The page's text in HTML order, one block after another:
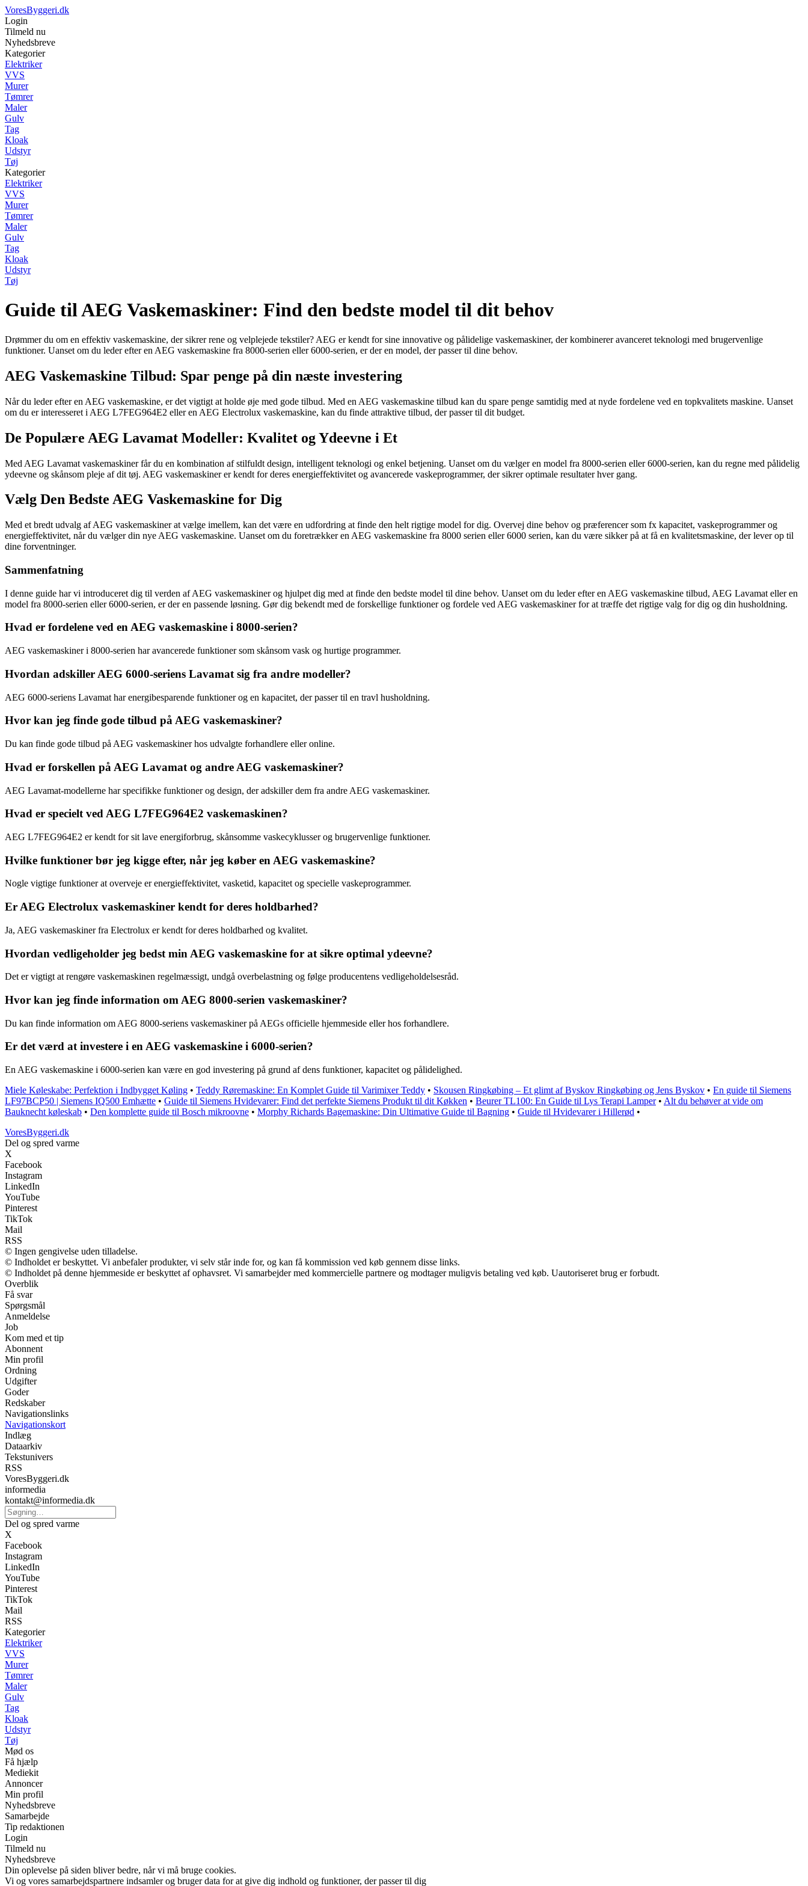
VoresByggeri.dk
Login
Tilmeld nu
Nyhedsbreve
Kategorier
Elektriker
VVS
Murer
Tømrer
Maler
Gulv
Tag
Kloak
Udstyr
Tøj
Kategorier
Elektriker
VVS
Murer
Tømrer
Maler
Gulv
Tag
Kloak
Udstyr
Tøj
Guide til AEG Vaskemaskiner: Find den bedste model til dit behov
Drømmer du om en effektiv vaskemaskine, der sikrer rene og velplejede tekstiler? AEG er kendt for sine innovative og pålidelige vaskemaskiner, der kombinerer avanceret teknologi med brugervenlige
funktioner. Uanset om du leder efter en AEG vaskemaskine fra 8000-serien eller 6000-serien, er der en model, der passer til dine behov.
AEG Vaskemaskine Tilbud: Spar penge på din næste investering
Når du leder efter en AEG vaskemaskine, er det vigtigt at holde øje med gode tilbud. Med en AEG vaskemaskine tilbud kan du spare penge samtidig med at nyde fordelene ved en topkvalitets maskine. Uanset
om du er interesseret i AEG L7FEG964E2 eller en AEG Electrolux vaskemaskine, kan du finde attraktive tilbud, der passer til dit budget.
De Populære AEG Lavamat Modeller: Kvalitet og Ydeevne i Et
Med AEG Lavamat vaskemaskiner får du en kombination af stilfuldt design, intelligent teknologi og enkel betjening. Uanset om du vælger en model fra 8000-serien eller 6000-serien, kan du regne med pålidelig
ydeevne og skånsom pleje af dit tøj. AEG vaskemaskiner er kendt for deres energieffektivitet og avancerede vaskeprogrammer, der sikrer optimale resultater hver gang.
Vælg Den Bedste AEG Vaskemaskine for Dig
Med et bredt udvalg af AEG vaskemaskiner at vælge imellem, kan det være en udfordring at finde den helt rigtige model for dig. Overvej dine behov og præferencer som fx kapacitet, vaskeprogrammer og
energieffektivitet, når du vælger din nye AEG vaskemaskine. Uanset om du foretrækker en AEG vaskemaskine fra 8000 serien eller 6000 serien, kan du være sikker på at få en kvalitetsmaskine, der lever op til
dine forventninger.
Sammenfatning
I denne guide har vi introduceret dig til verden af AEG vaskemaskiner og hjulpet dig med at finde den bedste model til dine behov. Uanset om du leder efter en AEG vaskemaskine tilbud, AEG Lavamat eller en
model fra 8000-serien eller 6000-serien, er der en passende løsning. Gør dig bekendt med de forskellige funktioner og fordele ved AEG vaskemaskiner for at træffe det rigtige valg for dig og din husholdning.
Hvad er fordelene ved en AEG vaskemaskine i 8000-serien?
AEG vaskemaskiner i 8000-serien har avancerede funktioner som skånsom vask og hurtige programmer.
Hvordan adskiller AEG 6000-seriens Lavamat sig fra andre modeller?
AEG 6000-seriens Lavamat har energibesparende funktioner og en kapacitet, der passer til en travl husholdning.
Hvor kan jeg finde gode tilbud på AEG vaskemaskiner?
Du kan finde gode tilbud på AEG vaskemaskiner hos udvalgte forhandlere eller online.
Hvad er forskellen på AEG Lavamat og andre AEG vaskemaskiner?
AEG Lavamat-modellerne har specifikke funktioner og design, der adskiller dem fra andre AEG vaskemaskiner.
Hvad er specielt ved AEG L7FEG964E2 vaskemaskinen?
AEG L7FEG964E2 er kendt for sit lave energiforbrug, skånsomme vaskecyklusser og brugervenlige funktioner.
Hvilke funktioner bør jeg kigge efter, når jeg køber en AEG vaskemaskine?
Nogle vigtige funktioner at overveje er energieffektivitet, vasketid, kapacitet og specielle vaskeprogrammer.
Er AEG Electrolux vaskemaskiner kendt for deres holdbarhed?
Ja, AEG vaskemaskiner fra Electrolux er kendt for deres holdbarhed og kvalitet.
Hvordan vedligeholder jeg bedst min AEG vaskemaskine for at sikre optimal ydeevne?
Det er vigtigt at rengøre vaskemaskinen regelmæssigt, undgå overbelastning og følge producentens vedligeholdelsesråd.
Hvor kan jeg finde information om AEG 8000-serien vaskemaskiner?
Du kan finde information om AEG 8000-seriens vaskemaskiner på AEGs officielle hjemmeside eller hos forhandlere.
Er det værd at investere i en AEG vaskemaskine i 6000-serien?
En AEG vaskemaskine i 6000-serien kan være en god investering på grund af dens funktioner, kapacitet og pålidelighed.
Miele Køleskabe: Perfektion i Indbygget Køling • Teddy Røremaskine: En Komplet Guide til Varimixer Teddy • Skousen Ringkøbing – Et glimt af Byskov Ringkøbing og Jens Byskov • En guide til Siemens
LF97BCP50 | Siemens IQ500 Emhætte • Guide til Siemens Hvidevarer: Find det perfekte Siemens Produkt til dit Køkken • Beurer TL100: En Guide til Lys Terapi Lamper• Alt du behøver at vide om
Bauknecht køleskab • Den komplette guide til Bosch mikroovne • Morphy Richards Bagemaskine: Din Ultimative Guide til Bagning • Guide til Hvidevarer i Hillerød •
VoresByggeri.dk
Del og spred varme
X
Facebook
Instagram
LinkedIn
YouTube
Pinterest
TikTok
Mail
RSS
© Ingen gengivelse uden tilladelse.
© Indholdet er beskyttet. Vi anbefaler produkter, vi selv står inde for, og kan få kommission ved køb gennem disse links.
© Indholdet på denne hjemmeside er beskyttet af ophavsret. Vi samarbejder med kommercielle partnere og modtager muligvis betaling ved køb. Uautoriseret brug er forbudt.
Overblik
Få svar
Spørgsmål
Anmeldelse
Job
Kom med et tip
Abonnent
Min profil
Ordning
Udgifter
Goder
Redskaber
Navigationslinks
Navigationskort
Indlæg
Dataarkiv
Tekstunivers
RSS
VoresByggeri.dk
informedia
kontakt@informedia.dk
Del og spred varme
X
Facebook
Instagram
LinkedIn
YouTube
Pinterest
TikTok
Mail
RSS
Kategorier
Elektriker
VVS
Murer
Tømrer
Maler
Gulv
Tag
Kloak
Udstyr
Tøj
Mød os
Få hjælp
Mediekit
Annoncer
Min profil
Nyhedsbreve
Samarbejde
Tip redaktionen
Login
Tilmeld nu
Nyhedsbreve
Din oplevelse på siden bliver bedre, når vi må bruge cookies.
Vi og vores samarbejdspartnere indsamler og bruger data for at give dig indhold og funktioner, der passer til dig